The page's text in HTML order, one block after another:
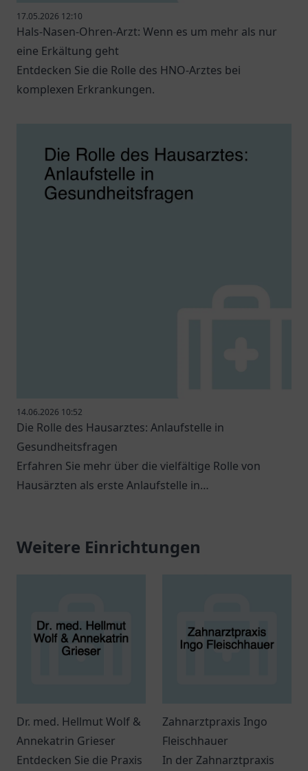
17.05.2026 12:10
Hals-Nasen-Ohren-Arzt: Wenn es um mehr als nur
eine Erkältung geht
Entdecken Sie die Rolle des HNO-Arztes bei
komplexen Erkrankungen.
14.06.2026 10:52
Die Rolle des Hausarztes: Anlaufstelle in
Gesundheitsfragen
Erfahren Sie mehr über die vielfältige Rolle von
Hausärzten als erste Anlaufstelle in
Weitere Einrichtungen
Dr. med. Hellmut Wolf &
Annekatrin Grieser
Entdecken Sie die Praxis
Zahnarztpraxis Ingo
Fleischhauer
In der Zahnarztpraxis